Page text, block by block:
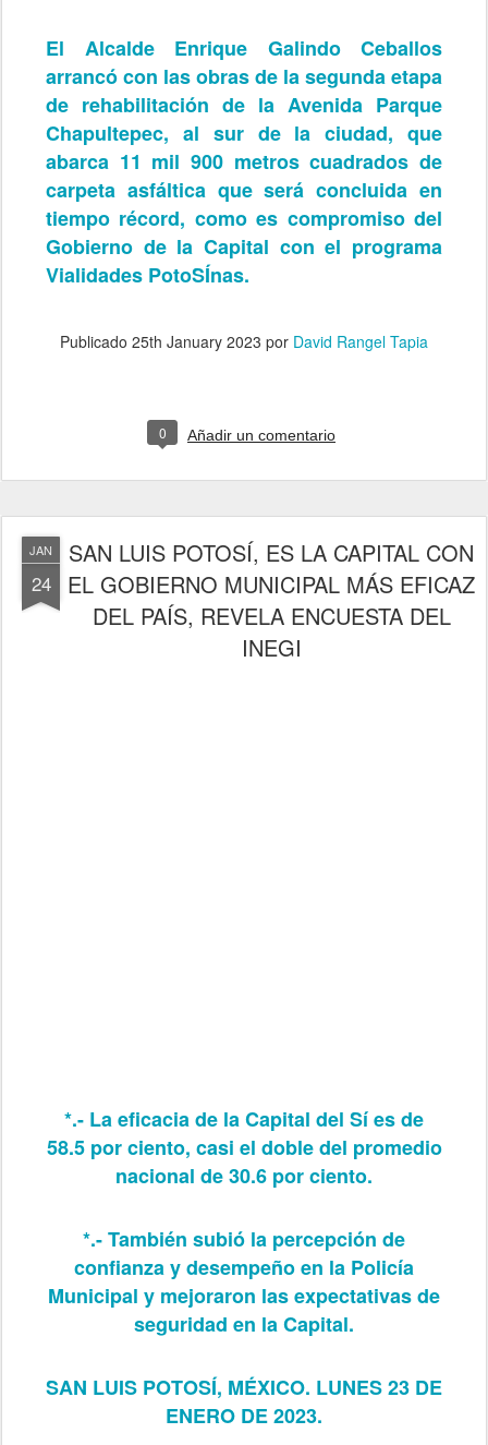
El Alcalde Enrique Galindo Ceballos
arrancó con las obras de la segunda etapa
de rehabilitación de la Avenida Parque
Chapultepec, al sur de la ciudad, que
abarca 11 mil 900 metros cuadrados de
carpeta asfáltica que será concluida en
tiempo récord, como es compromiso del
Gobierno de la Capital con el programa
Vialidades PotoSÍnas.
Publicado 25th January 2023 por David Rangel Tapia
0 Añadir un comentario
JAN
24
SAN LUIS POTOSÍ, ES LA CAPITAL CON
EL GOBIERNO MUNICIPAL MÁS EFICAZ
DEL PAÍS, REVELA ENCUESTA DEL
INEGI
*.- La eficacia de la Capital del Sí es de
58.5 por ciento, casi el doble del promedio
nacional de 30.6 por ciento.
*.- También subió la percepción de
confianza y desempeño en la Policía
Municipal y mejoraron las expectativas de
seguridad en la Capital.
SAN LUIS POTOSÍ, MÉXICO. LUNES 23 DE
ENERO DE 2023.